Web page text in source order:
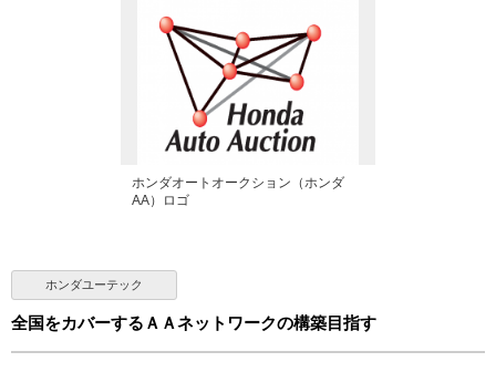
ホンダオートオークション（ホンダ
AA）ロゴ
ホンダユーテック
全国をカバーするＡＡネットワークの構築目指す